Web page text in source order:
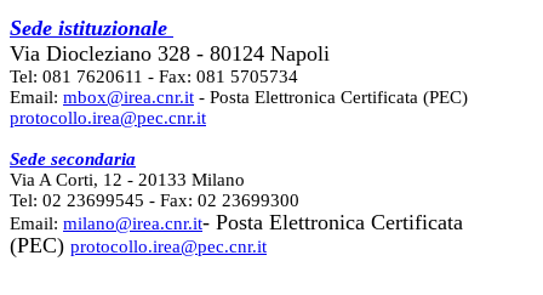
Sede istituzionale
Via Diocleziano 328 - 80124 Napoli
Tel: 081 7620611 - Fax: 081 5705734
Email: mbox@irea.cnr.it - Posta Elettronica Certificata (PEC)
protocollo.irea@pec.cnr.it
Sede secondaria
Via A Corti, 12 - 20133 Milano
Tel: 02 23699545 - Fax: 02 23699300
Email: milano@irea.cnr.it- Posta Elettronica Certificata
(PEC) protocollo.irea@pec.cnr.it